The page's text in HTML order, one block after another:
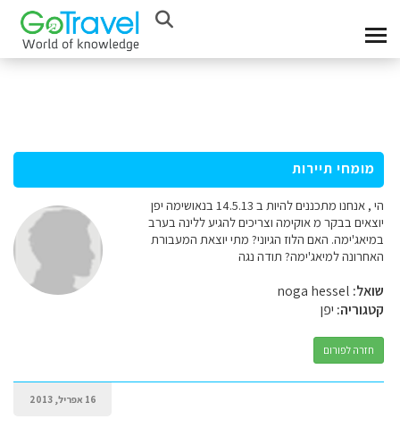
מומחי תיירות
הי , אנחנו מתכננים להיות ב 14.5.13 בנאושימה יפן
יוצאים בבקר מ אוקימה וצריכים להגיע ללינה בערב
במיאג'ימה. האם הלוז הגיוני? מתי יוצאת המעבורת
האחרונה למיאג'ימה? תודה נגה
שואל:
קטגוריה: יפן
חזרה לפורום
16 אפריל, 2013